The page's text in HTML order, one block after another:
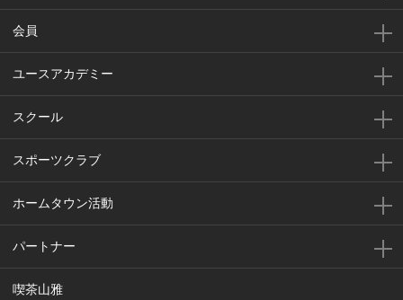
会員
ユースアカデミー
スクール
スポーツクラブ
ホームタウン活動
パートナー
喫茶山雅